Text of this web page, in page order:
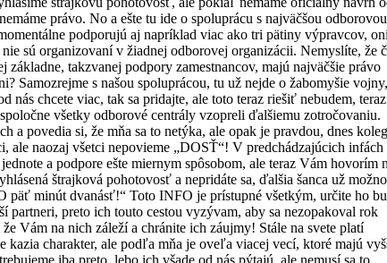
právo. No a ešte tu ide o spoluprácu s najväčšou odborovou
podporujú aj napríklad viac ako tri pätiny výpravcov, oni
sú organizovaní v žiadnej odborovej organizácii. Nemyslíte, že
základne, takzvanej podpory zamestnancov, majú najväčšie právo
Samozrejme s našou spoluprácou, tu už nejde o žabomyšie
nás chcete viac, tak sa pridajte, ale toto teraz riešiť nebudem,
všetky odborové centrály vzopreli ďalšiemu zotročovaniu.
a povedia si, že mňa sa to netýka, ale opak je pravdou, dnes
ale naozaj všetci nepovieme „DOSŤ“! V predchádzajúcich infách
a podpore ešte miernym spôsobom, ale teraz Vám hovorím
štrajková pohotovosť a nepridáte sa, ďalšia šanca už možno
päť minút dvanásť!“ Toto INFO je prístupné všetkým, určite ho
partneri, preto ich touto cestou vyzývam, aby sa nezopakoval rok
Vám na nich záleží a chránite ich záujmy! Stále na svete platí
kazia charakter, ale podľa mňa je oveľa viacej vecí, ktoré majú
iba preto, lebo ich všade od nás pýtajú, ale nemusí sa to